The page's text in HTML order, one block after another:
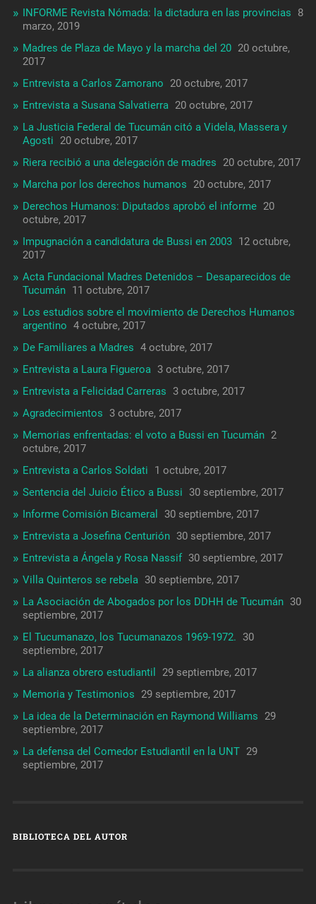
INFORME Revista Nómada: la dictadura en las provincias
8
marzo, 2019
Madres de Plaza de Mayo y la marcha del 20 20 octubre,
2017
Entrevista a Carlos Zamorano
20 octubre, 2017
Entrevista a Susana Salvatierra 20 octubre, 2017
La Justicia Federal de Tucumán citó a Videla, Massera y
Agosti
20 octubre, 2017
Riera recibió a una delegación de madres
20 octubre, 2017
Marcha por los derechos humanos
20 octubre, 2017
Derechos Humanos: Diputados aprobó el informe 20
octubre, 2017
Impugnación a candidatura de Bussi en 2003 12 octubre,
2017
Acta Fundacional Madres Detenidos – Desaparecidos de
Tucumán 11 octubre, 2017
Los estudios sobre el movimiento de Derechos Humanos
argentino 4 octubre, 2017
De Familiares a Madres 4 octubre, 2017
Entrevista a Laura Figueroa 3 octubre, 2017
Entrevista a Felicidad Carreras 3 octubre, 2017
Agradecimientos 3 octubre, 2017
Memorias enfrentadas: el voto a Bussi en Tucumán 2
octubre, 2017
Entrevista a Carlos Soldati
1 octubre, 2017
Sentencia del Juicio Ético a Bussi 30 septiembre, 2017
Informe Comisión Bicameral
30 septiembre, 2017
Entrevista a Josefina Centurión 30 septiembre, 2017
Entrevista a Ángela y Rosa Nassif 30 septiembre, 2017
Villa Quinteros se rebela 30 septiembre, 2017
La Asociación de Abogados por los DDHH de Tucumán 30
septiembre, 2017
El Tucumanazo, los Tucumanazos 1969-1972. 30
septiembre, 2017
La alianza obrero estudiantil
29 septiembre, 2017
Memoria y Testimonios
29 septiembre, 2017
La idea de la Determinación en Raymond Williams
29
septiembre, 2017
La defensa del Comedor Estudiantil en la UNT 29
septiembre, 2017
BIBLIOTECA DEL AUTOR